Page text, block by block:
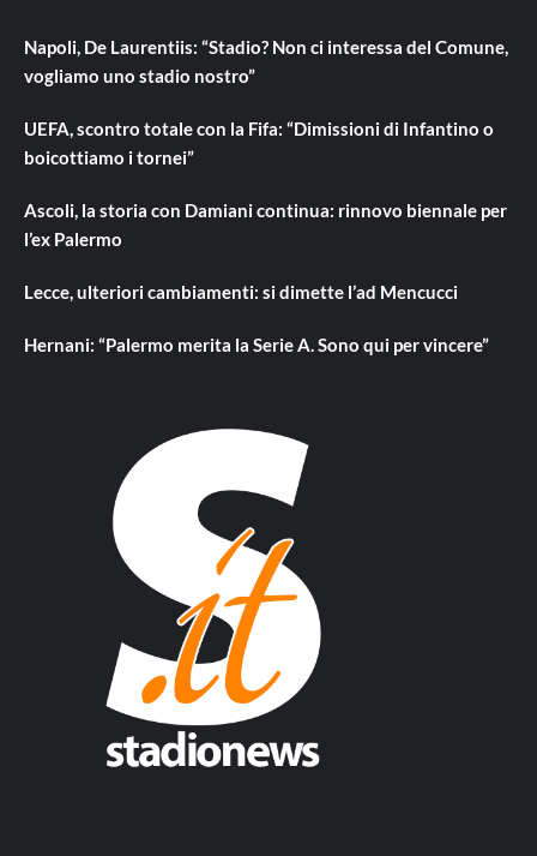
Napoli, De Laurentiis: “Stadio? Non ci interessa del Comune,
vogliamo uno stadio nostro”
UEFA, scontro totale con la Fifa: “Dimissioni di Infantino o
boicottiamo i tornei”
Ascoli, la storia con Damiani continua: rinnovo biennale per
l’ex Palermo
Lecce, ulteriori cambiamenti: si dimette l’ad Mencucci
Hernani: “Palermo merita la Serie A. Sono qui per vincere”